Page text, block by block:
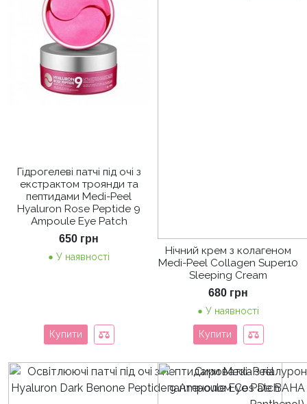
Гідрогелеві патчі під очі з
екстрактом троянди та
пептидами Medi-Peel
Hyaluron Rose Peptide 9
Ampoule Eye Patch
650 грн
У наявності
Купити
Нічний крем з колагеном
Medi-Peel Collagen Super10
Sleeping Cream
680 грн
У наявності
Купити